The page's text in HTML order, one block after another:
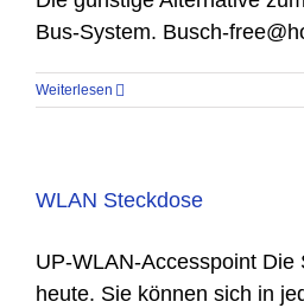
Bus-System. Busch-
Weiterlesen
WLAN Steckdose
UP-WLAN-Accesspoint Die
heute. Sie können sich in